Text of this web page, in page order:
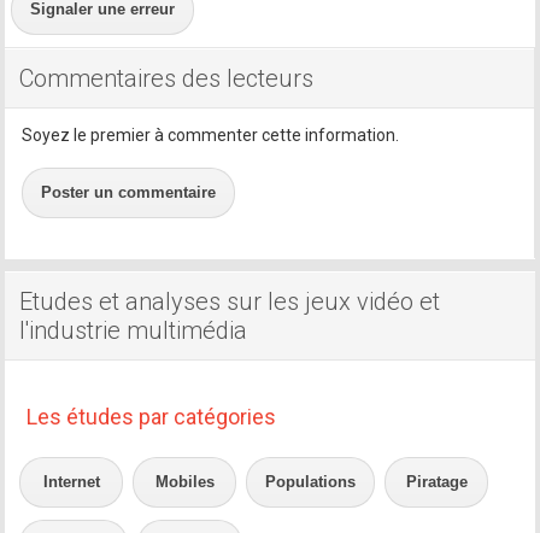
Signaler une erreur
Commentaires des lecteurs
Soyez le premier à commenter cette information.
Poster un commentaire
Etudes et analyses sur les jeux vidéo et
l'industrie multimédia
Les études par catégories
Internet Mobiles Populations Piratage